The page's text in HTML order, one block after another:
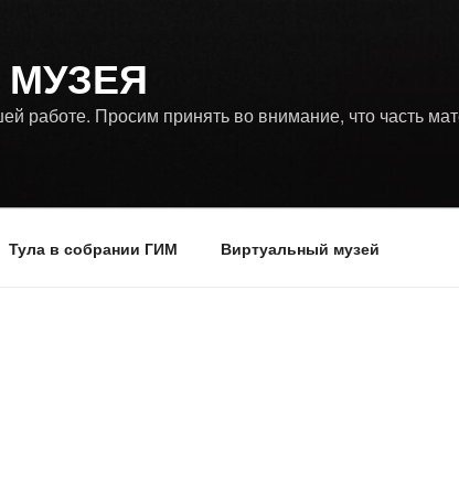
работе. Просим принять во внимание, что часть
Тула в собрании ГИМ Виртуальный музей